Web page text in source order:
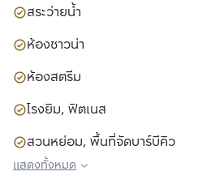
สระว่ายน้ำ
ห้องซาวน่า
ห้องสตรีม
โรงยิม, ฟิตเนส
สวนหย่อม, พื้นที่จัดบาร์บีคิว
สนามเด็กเล่น, พื้นที่สำหรับเด็ก
แสดงทั้งหมด